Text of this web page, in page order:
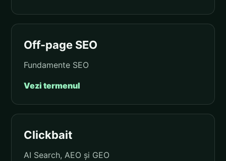
Off-page SEO
Fundamente SEO
Vezi termenul
Clickbait
AI Search, AEO și GEO